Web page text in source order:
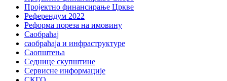
Пројектно финансирање Цркве
Референдум 2022
Реформа пореза на имовину
Саобраћај
саобраћаја и инфраструктуре
Саопштења
Седнице скупштине
Сервисне информације